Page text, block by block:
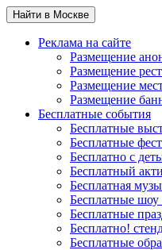
Найти в Москве
Реклама на сайте
Размещение
Размещение
Размещение
Размещение
Бесплатные события
Бесплатные
Бесплатные
Бесплатно с
Бесплатный
Бесплатная
Бесплатные
Бесплатные
Бесплатно!
Бесплатные